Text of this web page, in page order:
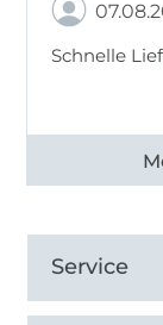
Schnelle
Alle
Service